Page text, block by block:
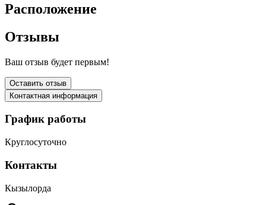
Расположение
Отзывы
Ваш отзыв будет первым!
Оставить отзыв
Контактная информация
График работы
Круглосуточно
Контакты
Кызылорда